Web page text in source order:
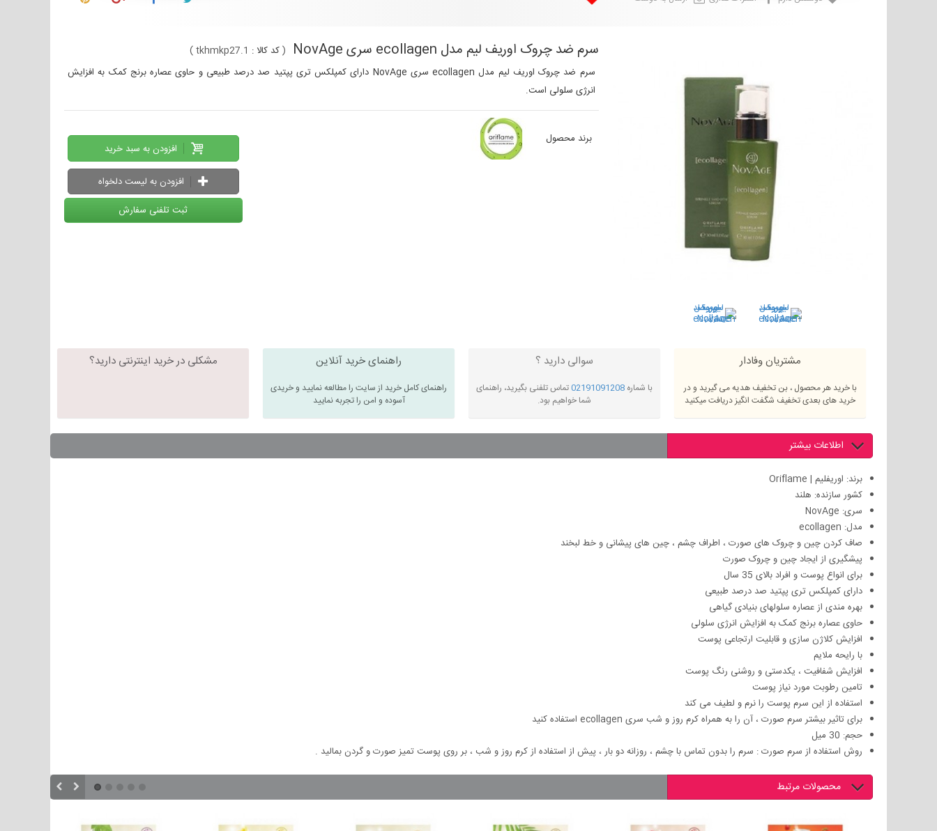
سرم ضد چروک اوریف لیم مدل ecollagen سری NovAge (کد کالا : tkhmkp27.1
)
سرم ضد چروک اوریف لیم مدل ecollagen سری NovAge دارای كمپلكس تری پپتید صد درصد طبیعی و حاوی عصاره برنج کمک به افزایش
انرژی سلولی است.
برند محصول
افزودن به سبد خرید
افزودن به لیست دلخواه
ثبت تلفنی سفارش
مشتریان وفادار
با خرید هر محصول ، بن تخفیف هدیه می گیرید و در
خرید های بعدی تخفیف شگفت انگیز دریافت میکنید
سوالی دارید ؟
با شماره 02191091208تماس تلفنی بگیرید، راهنمای
شما خواهیم بود.
راهنمای خرید آنلاین
راهنمای کامل خرید از سایت را مطالعه نمایید و خریدی
آسوده و امن را تجربه نمایید
مشکلی در خرید اینترنتی دارید؟
اطلاعات بیشتر
برند: اوریفلیم | Oriflame
کشور سازنده: هلند
سری: NovAge
مدل: ecollagen
صاف کردن چین و چروک های صورت ، اطراف چشم ، چين های پیشانی و خط لبخند
پیشگیری از ايجاد چين و چروک صورت
برای انواع پوست و افراد بالای 35 سال
دارای كمپلكس تری پپتید صد درصد طبیعی
بهره مندی از عصاره سلولهای بنیادی گیاهی
حاوی عصاره برنج کمک به افزایش انرژی سلولی
افزایش کلاژن سازی و قابلیت ارتجاعی پوست
با رایحه ملایم
افزایش شفافیت ، یکدستی و روشنی رنگ پوست
تامین رطوبت مورد نیاز پوست
استفاده از این سرم پوست را نرم و لطیف می کند
برای تاثیر بیشتر سرم صورت ، آن را به همراه کرم روز و شب سری ecollagen استفاده کنید
حجم: 30 میل
روش استفاده از سرم صورت : سرم را بدون تماس با چشم ، روزانه دو بار ، پیش از استفاده از کرم روز و شب ، بر روی پوست تمیز صورت و گردن بمالید .
محصولات مرتبط